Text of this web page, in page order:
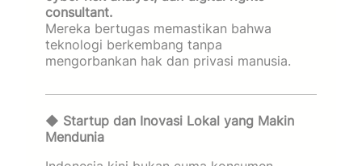
consultant.
Mereka bertugas memastikan bahwa
teknologi berkembang tanpa
mengorbankan hak dan privasi manusia.
◆ Startup dan Inovasi Lokal yang Makin
Mendunia